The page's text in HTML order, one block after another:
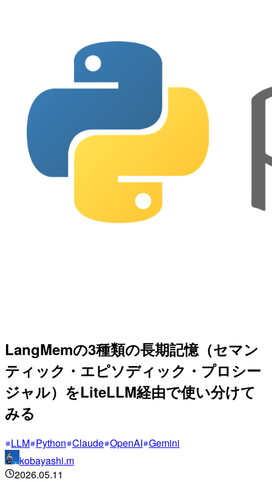
LangMemの3種類の長期記憶（セマン
ティック・エピソディック・プロシー
ジャル）をLiteLLM経由で使い分けて
みる
LLM Python Claude OpenAI Gemini
kobayashi.m
2026.05.11